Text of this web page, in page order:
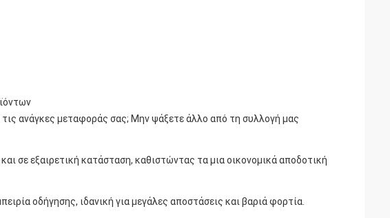
τις ανάγκες μεταφοράς σας; Μην ψάξετε άλλο από τη συλλογή μας
σε εξαιρετική κατάσταση, καθιστώντας τα μια οικονομικά αποδοτική
οδήγησης, ιδανική για μεγάλες αποστάσεις και βαριά φορτία.